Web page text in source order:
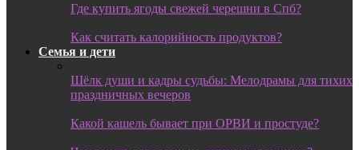
Где купить ягоды свежей черешни в Спб?
Как считать калорийность продуктов?
Семья и дети
Шёлк души и кадры судьбы: Мелодрамы для тихих
праздничных вечеров
Какой кашель бывает при ОРВИ и простуде?